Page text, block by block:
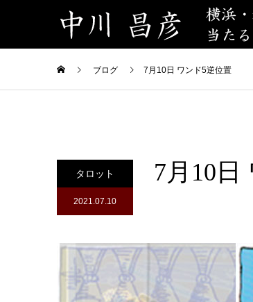
ブログ 7月10日 ワンド5逆位置
タロット
2021.07.10
7月10日